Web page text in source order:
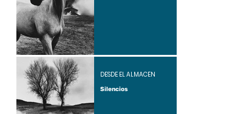
Silencios
DESDE EL ALMACÉN